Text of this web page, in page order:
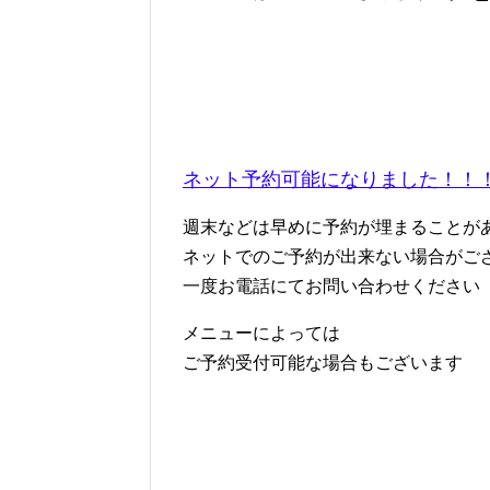
ネット予約可能になりました！！！
週末などは早めに予約が埋まることが
ネットでのご予約が出来ない場合がご
一度お電話にてお問い合わせください
メニューによっては
ご予約受付可能な場合もございます